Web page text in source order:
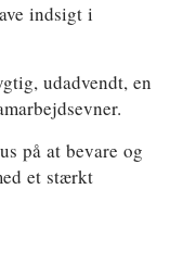
indsigt i
udadvendt, en
på at bevare og
et stærkt